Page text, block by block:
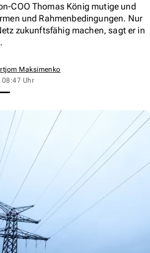
COO Thomas König mutige und
und Rahmenbedingungen. Nur
zukunftsfähig machen, sagt er in
Maksimenko
Uhr